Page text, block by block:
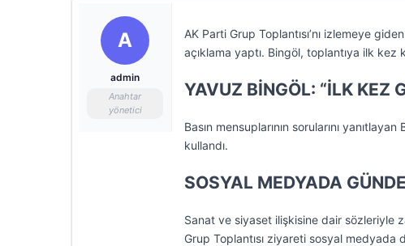
A
admin
Anahtar
yönetici
AK Parti Grup Toplantısı’nı izlemeye
açıklama yaptı. Bingöl, toplantıya ilk kez
YAVUZ BİNGÖL: “İLK KEZ
Basın mensuplarının sorularını
kullandı.
SOSYAL MEDYADA
Sanat ve siyaset ilişkisine dair sözleriyle
Grup Toplantısı ziyareti sosyal medyada